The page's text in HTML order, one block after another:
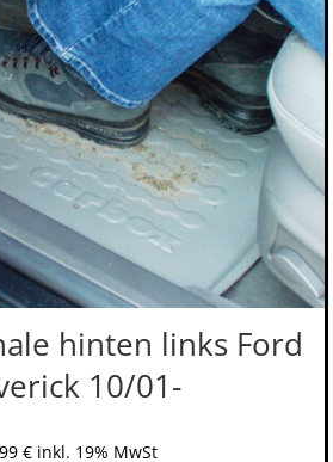
hinten links Ford
10/01-
€ inkl. 19% MwSt